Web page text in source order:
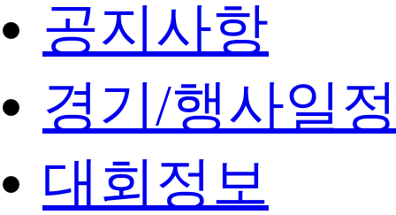
공지사항
경기/행사일
대회정보